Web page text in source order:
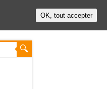
OK, tout accepter